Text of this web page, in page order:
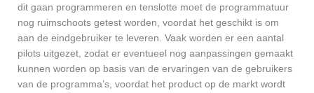
dit gaan programmeren en tenslotte moet de programmatuur
nog ruimschoots getest worden, voordat het geschikt is om
aan de eindgebruiker te leveren. Vaak worden er een aantal
pilots uitgezet, zodat er eventueel nog aanpassingen gemaakt
kunnen worden op basis van de ervaringen van de gebruikers
van de programma’s, voordat het product op de markt wordt